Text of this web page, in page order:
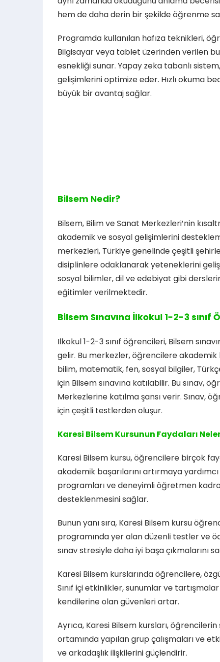
hem de daha derin bir şekilde öğrenme
Programda kullanılan hafıza teknikleri,
Bilgisayar veya tablet üzerinden verilen
esnekliği sunar. Yapay zeka tabanlı
gelişimlerini optimize eder. Hızlı okuma
büyük bir avantaj sağlar.
Bilsem Nedir?
Bilsem, Bilim ve Sanat Merkezleri’nin
akademik ve sosyal gelişimlerini
merkezleri, Türkiye genelinde çeşitli
disiplinlere odaklanarak yeteneklerini
sosyal bilimler, dil ve edebiyat gibi
eğitimler verilmektedir.
Bilsem Sınavına İlkokul 1-2-3
Ilkokul 1-2-3 sınıf öğrencileri, Bilsem
gelir. Bu merkezler, öğrencilere akademik
bilim, matematik, fen, sosyal bilgiler,
için Bilsem sınavına katılabilir. Bu sınav,
Merkezlerine katılma şansı verir. Sınav,
için çeşitli testlerden oluşur.
Karesi Bilsem Kursunun Faydaları
Karesi Bilsem kursu, öğrencilere birçok
akademik başarılarını artırmaya
programları ve deneyimli öğretmen
desteklenmesini sağlar.
Bunun yanı sıra, Karesi Bilsem kursu
programında yer alan düzenli testler ve
sınav stresiyle daha iyi başa çıkmalarını
Karesi Bilsem kurslarında öğrencilere,
Sınıf içi etkinlikler, sunumlar ve
kendilerine olan güvenleri artar.
Ayrıca, Karesi Bilsem kursları,
ortamında yapılan grup çalışmaları ve
ve arkadaşlık ilişkilerini güçlendirir.